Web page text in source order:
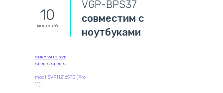
10
моделей
VGP-BPS37
совместим с
ноутбуками
SONY VAIO SVP
SERIES SERIES
modl SVP11216STB (Pro
11)